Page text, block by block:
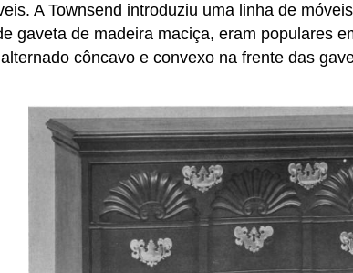
A Townsend introduziu uma linha de
gaveta de madeira maciça, eram populares
côncavo e convexo na frente das